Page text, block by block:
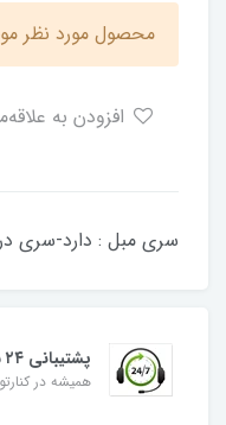
محصول مورد نظر
سری مبل : دارد-سری
پشتیبانی ۲۴ ساعته/۷ روز هفته
همیشه در